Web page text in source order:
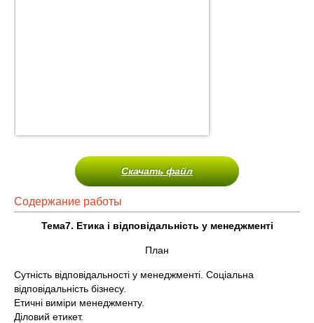
Скачать файл
Содержание работы
Тема7. Етика і відповідальність у менеджменті
План
Сутність відповідальності у менеджменті. Соціальна
відповідальність бізнесу.
Етичні виміри менеджменту.
Діловий етикет.